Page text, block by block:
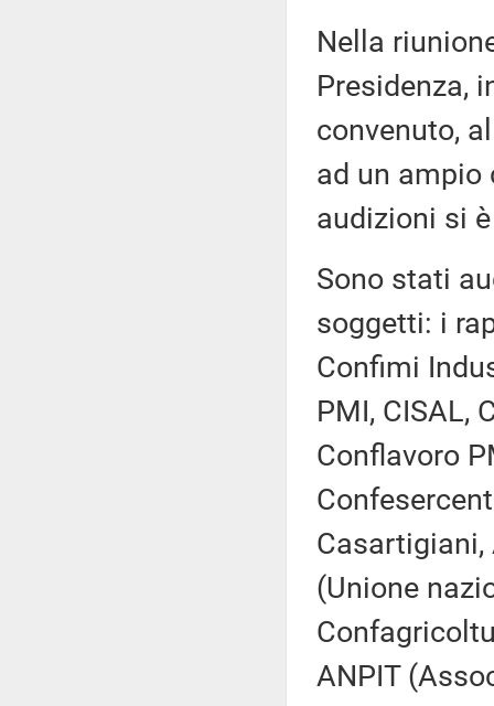
Nella
Presidenza,
convenuto,
ad un
audizioni si
Sono stati
soggetti: i
Confimi
PMI, CISAL,
Conflavoro
Casartigiani,
(Unione
ANPIT